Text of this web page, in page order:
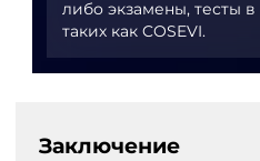
либо экзамены, тесты в
таких как COSEVI.
Заключение